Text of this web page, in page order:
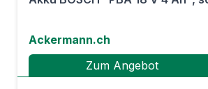
Ackermann.ch
Zum Angebot